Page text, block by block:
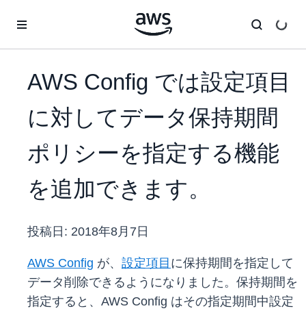
AWS Config では設定項目
に対してデータ保持期間
ポリシーを指定する機能
を追加できます。
投稿日: 2018年8月7日
AWS Config が、 設定項目 に保持期間を指定して
データ削除できるようになりました。保持期間を
指定すると、AWS Config はその指定期間中設定